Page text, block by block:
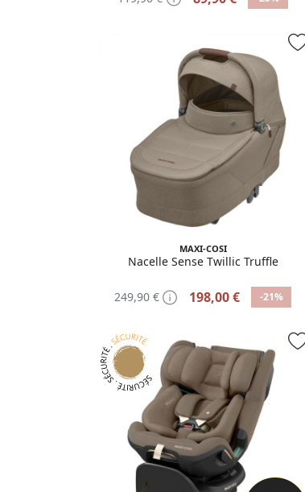
MAXI-COSI
Nacelle Sense Twillic Truffle
249,90 € 198,00 € -21%